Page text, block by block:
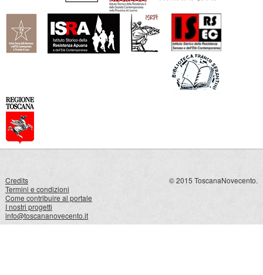
Credits
Termini e condizioni
Come contribuire al portale
I nostri progetti
info@toscananovecento.it
© 2015 ToscanaNovecento.